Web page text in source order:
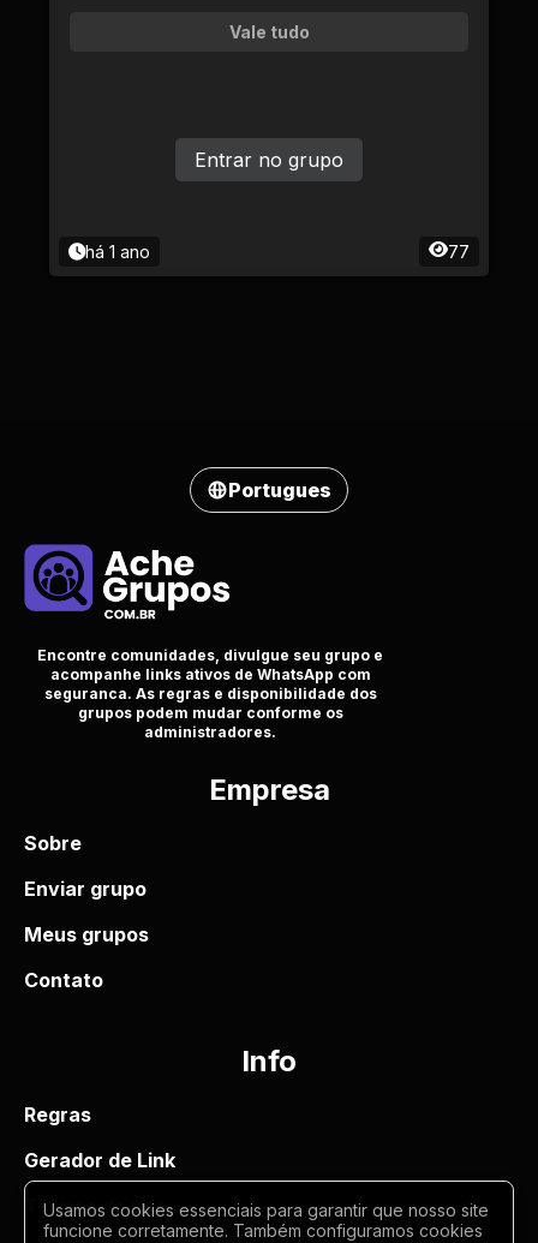
Vale tudo
há 1 ano 77
Entrar no grupo
Portugues
Encontre comunidades, divulgue seu grupo e
acompanhe links ativos de WhatsApp com
seguranca. As regras e disponibilidade dos
grupos podem mudar conforme os
administradores.
Empresa
Sobre
Enviar grupo
Meus grupos
Contato
Info
Regras
Gerador de Link
Termos de uso
Usamos cookies essenciais para garantir que nosso site
funcione corretamente. Também configuramos cookies